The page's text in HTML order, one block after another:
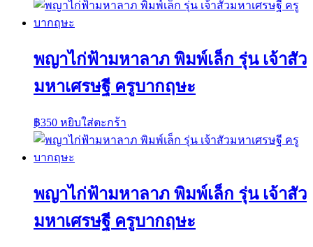
พญาไก่ฟ้ามหาลาภ พิมพ์เล็ก รุ่น เจ้าสัว
มหาเศรษฐี ครูบากฤษะ
฿350 หยิบใส่ตะกร้า
พญาไก่ฟ้ามหาลาภ พิมพ์เล็ก รุ่น เจ้าสัว
มหาเศรษฐี ครูบากฤษะ